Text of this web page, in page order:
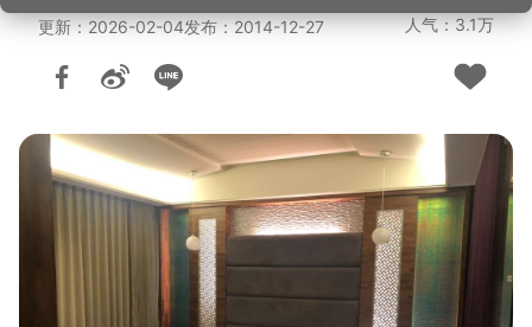
更新：2026-02-04发布：2014-12-27 人气：3.1万